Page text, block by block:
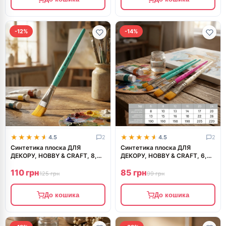
-12%
★★★★★
★★★★★ 4.5 2
Синтетика плоска ДЛЯ
ДЕКОРУ, HOBBY & CRAFT, 8,
110 грн125 грн
До кошика
-14%
★★★★★
★★★★★ 4.5 2
Синтетика плоска ДЛЯ
ДЕКОРУ, HOBBY & CRAFT, 6,
85 грн99 грн
До кошика